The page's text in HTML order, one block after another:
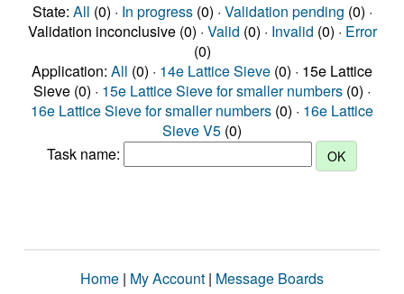
State: All (0) · In progress(0) · Validation pending (0) ·
Validation inconclusive (0) · Valid (0) · Invalid (0) · Error
(0)
Application: All (0) · 14e Lattice Sieve (0) · 15e Lattice
Sieve (0) · 15e Lattice Sieve for smaller numbers (0) ·
16e Lattice Sieve for smaller numbers (0) · 16e Lattice
Sieve V5 (0)
Task name:
Home | My Account | Message Boards